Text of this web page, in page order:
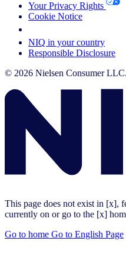
Your Privacy Rights
Cookie Notice
NIQ in your country
Responsible Disclosure
© 2026 Nielsen Consumer
This page does not exist in [x],
currently on or go to the [x]
Go to home Go to English Page